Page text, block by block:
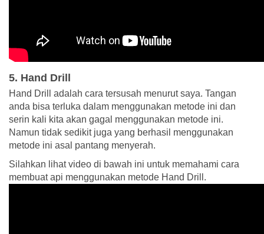
5. Hand Drill
Hand Drill adalah cara tersusah menurut saya. Tangan
anda bisa terluka dalam menggunakan metode ini dan
serin kali kita akan gagal menggunakan metode ini.
Namun tidak sedikit juga yang berhasil menggunakan
metode ini asal pantang menyerah.
Silahkan lihat video di bawah ini untuk memahami cara
membuat api menggunakan metode Hand Drill.